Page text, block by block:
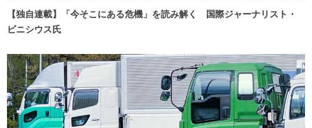
【独自連載】「今そこにある危機」を読み解く 国際ジャーナリスト・
ビニシウス氏